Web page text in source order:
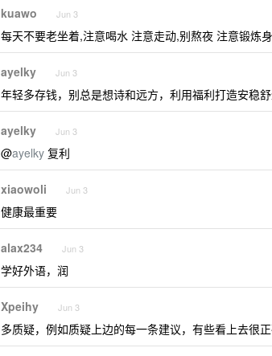
kuawo Jun 3
每天不要老坐着,注意喝水 注意走动,别熬夜 注意锻炼
ayelky Jun 3
年轻多存钱，别总是想诗和远方，利用福利打造安稳
ayelky Jun 3
@ayelky 复利
xiaowoli Jun 3
健康最重要
alax234 Jun 3
学好外语，润
Xpeihy Jun 3
多质疑，例如质疑上边的每一条建议，有些看上去很